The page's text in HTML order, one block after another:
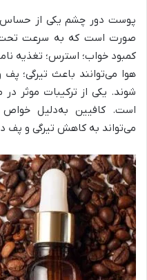
پوست دور چشم یکی از
صورت است که به سرعت تحت
کمبود خواب؛ استرس؛ تغذیه
هوا می‌توانند باعث تیرگی؛
شوند. یکی از ترکیبات موثر
است. کافیین به‌دلیل خواص
می‌تواند به کاهش تیرگی و پف